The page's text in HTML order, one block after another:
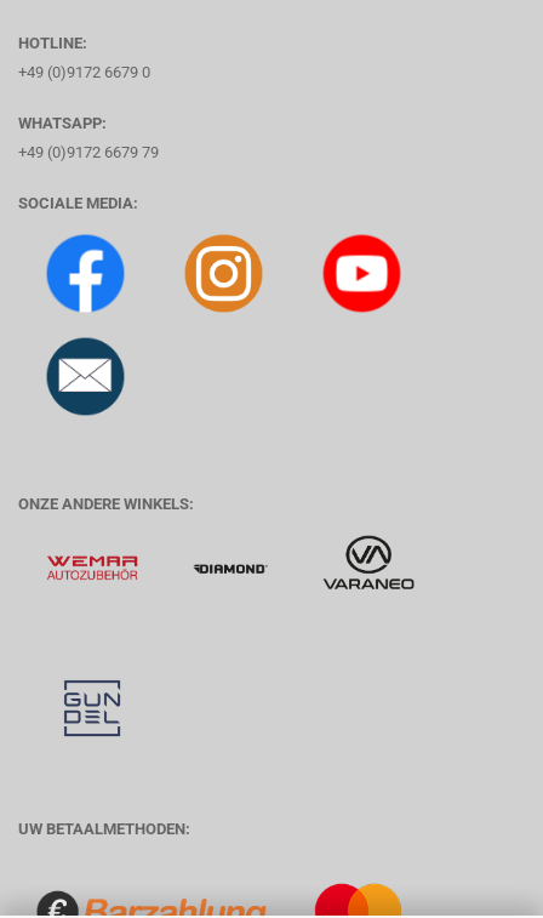
HOTLINE:
+49 (0)9172 6679 0
WHATSAPP:
+49 (0)9172 6679 79
SOCIALE MEDIA:
ONZE ANDERE WINKELS:
UW BETAALMETHODEN: